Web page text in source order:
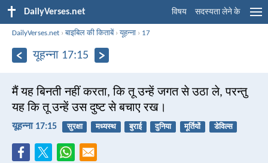
DailyVerses.net विषय सदस्यता लेने के
DailyVerses.net ›बाइबिल की किताबें›यूहन्ना › 17
यूहन्ना 17:15
मैं यह बिनती नहीं करता, कि तू उन्हें जगत से उठा ले, परन्तु
यह कि तू उन्हें उस दुष्ट से बचाए रख।
यूहन्ना 17:15 सुरक्षा मध्यस्थ बुराई दुनिया मूर्तियों डेविल्स